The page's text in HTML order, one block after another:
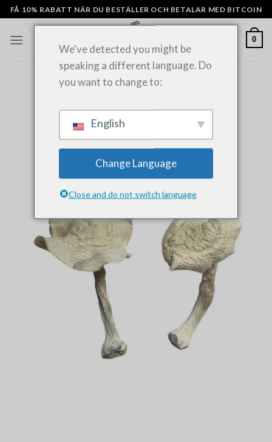
Hoppa
till
innehåll
FÅ 10% RABATT NÄR DU BESTÄLLER OCH BETALAR MED BITCOIN
0
We've detected you might be
speaking a different language. Do
you want to change to:
English
Change Language
Close and do not switch language